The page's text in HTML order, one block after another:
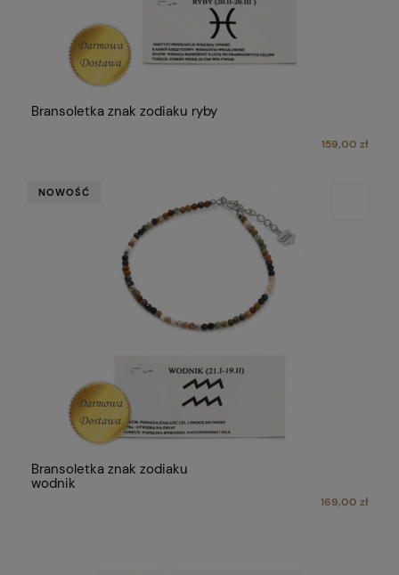
Bransoletka znak zodiaku ryby
159,00 zł
Bransoletka znak zodiaku
wodnik
169,00 zł
NOWOŚĆ